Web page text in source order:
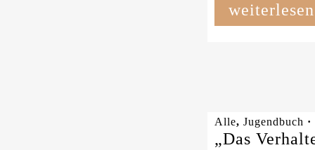
weiterlesen
Alle, Jugendbuch
„Das